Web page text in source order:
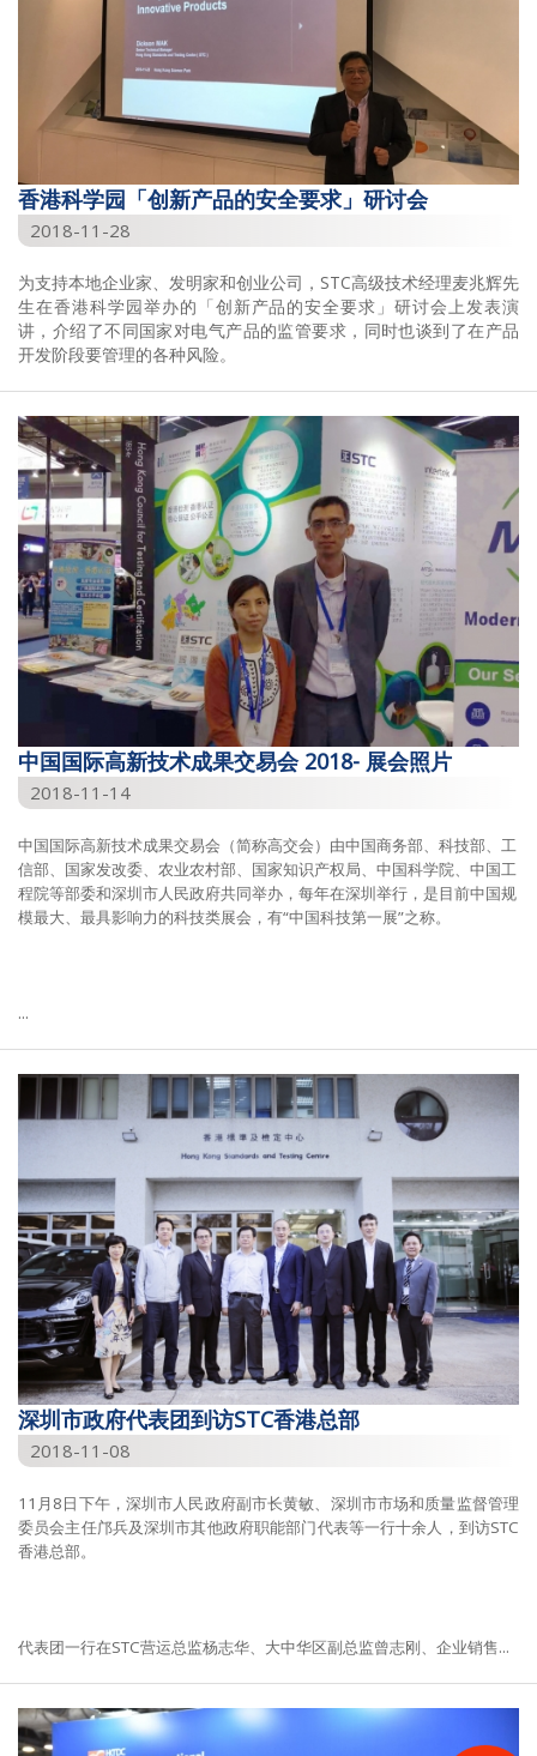
香港科学园「创新产品的安全要求」研讨会
2018-11-28
为支持本地企业家、发明家和创业公司，STC高级技术经理麦兆辉先
生在香港科学园举办的「创新产品的安全要求」研讨会上发表演
讲，介绍了不同国家对电气产品的监管要求，同时也谈到了在产品
开发阶段要管理的各种风险。
中国国际高新技术成果交易会 2018- 展会照片
2018-11-14
中国国际高新技术成果交易会（简称高交会）由中国商务部、科技部、工
信部、国家发改委、农业农村部、国家知识产权局、中国科学院、中国工
程院等部委和深圳市人民政府共同举办，每年在深圳举行，是目前中国规
模最大、最具影响力的科技类展会，有“中国科技第一展”之称。
...
深圳市政府代表团到访STC香港总部
2018-11-08
11月8日下午，深圳市人民政府副市长黄敏、深圳市市场和质量监督管理
委员会主任邝兵及深圳市其他政府职能部门代表等一行十余人，到访STC
香港总部。
代表团一行在STC营运总监杨志华、大中华区副总监曾志刚、企业销售...